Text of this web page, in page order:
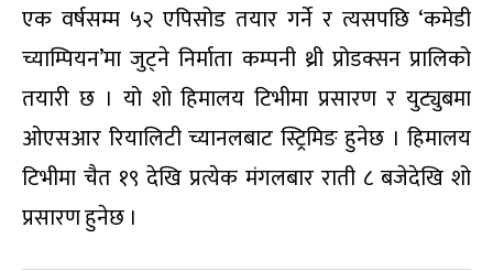
एक वर्षसम्म ५२ एपिसोड तयार गर्ने र त्यसपछि ‘कमेडी
च्याम्पियन’मा जुट्ने निर्माता कम्पनी थ्री प्रोडक्सन प्रालिको
तयारी छ । यो शो हिमालय टिभीमा प्रसारण र युट्युबमा
ओएसआर रियालिटी च्यानलबाट स्ट्रिमिङ हुनेछ । हिमालय
टिभीमा चैत १९ देखि प्रत्येक मंगलबार राती ८ बजेदेखि शो
प्रसारण हुनेछ ।